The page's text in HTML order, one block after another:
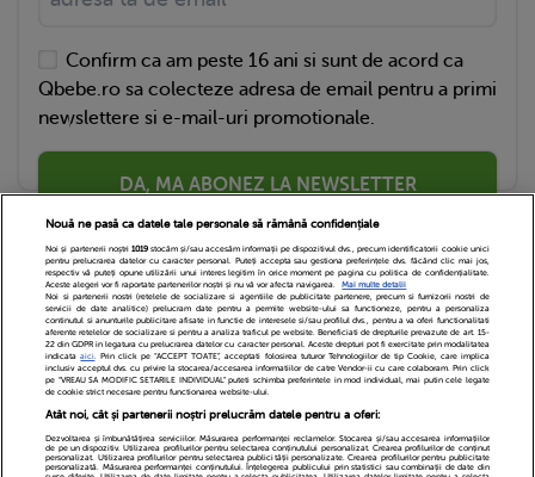
Confirm ca am peste 16 ani si sunt de acord ca
Qbebe.ro sa colecteze adresa de email pentru a primi
newslettere si e-mail-uri promotionale.
DA, MA ABONEZ LA NEWSLETTER
Echipa Editoriala Newsletter
Contact
Cariere
Cookies
Politica de confidentialitate
DivaHair Cosmetics
Despre noi
Nouă ne pasă ca datele tale personale să rămână confidențiale
Noi și partenerii noștri 1019stocăm și/sau accesăm informații pe dispozitivul dvs., precum identificatorii cookie unici
pentru prelucrarea datelor cu caracter personal. Puteți accepta sau gestiona preferințele dvs. făcând clic mai jos,
respectiv vă puteți opune utilizării unui interes legitim în orice moment pe pagina cu politica de confidențialitate.
Aceste alegeri vor fi raportate partenerilor noștri și nu vă vor afecta navigarea.
Mai multe detalii
Noi si partenerii nostri (retelele de socializare si agentiile de publicitate partenere, precum si furnizorii nostri de
servicii de date analitice) prelucram date pentru a permite website-ului sa functioneze, pentru a personaliza
continutul si anunturile publicitare afisate in functie de interesele si/sau profilul dvs., pentru a va oferi functionalitati
aferente retelelor de socializare si pentru a analiza traficul pe website. Beneficiati de drepturile prevazute de art. 15-
22 din GDPR in legatura cu prelucrarea datelor cu caracter personal. Aceste drepturi pot fi exercitate prin modalitatea
indicataaici. Prin click pe “ACCEPT TOATE”, acceptati folosirea tuturor Tehnologiilor de tip Cookie, care implica
inclusiv acceptul dvs. cu privire la stocarea/accesarea informatiilor de catre Vendor-ii cu care colaboram. Prin click
pe “VREAU SA MODIFIC SETARILE INDIVIDUAL” puteti schimba preferintele in mod individual, mai putin cele legate
de cookie strict necesare pentru functionarea website-ului.
Atât noi, cât și partenerii noștri prelucrăm datele pentru a oferi:
Dezvoltarea și îmbunătățirea serviciilor. Măsurarea performanței reclamelor. Stocarea și/sau accesarea informațiilor
de pe un dispozitiv. Utilizarea profilurilor pentru selectarea conținutului personalizat. Crearea profilurilor de conținut
personalizat. Utilizarea profilurilor pentru selectarea publicității personalizate. Crearea profilurilor pentru publicitate
personalizată. Măsurarea performanței conținutului. Înțelegerea publicului prin statistici sau combinații de date din